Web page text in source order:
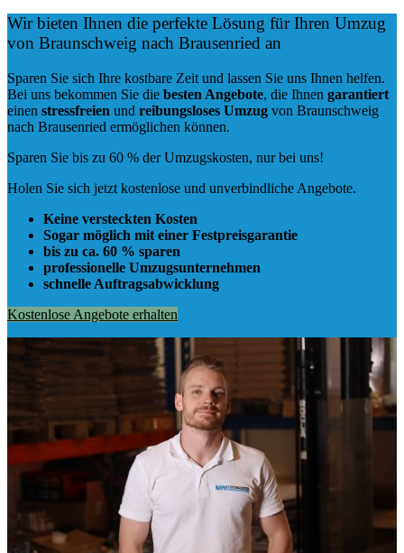
Wir bieten Ihnen die perfekte Lösung für Ihren Umzug
von Braunschweig nach Brausenried an
Sparen Sie sich Ihre kostbare Zeit und lassen Sie uns Ihnen helfen.
Bei uns bekommen Sie die besten Angebote, die Ihnen garantiert
einen stressfreien und reibungsloses Umzug von Braunschweig
nach Brausenried ermöglichen können.
Sparen Sie bis zu 60 % der Umzugskosten, nur bei uns!
Holen Sie sich jetzt kostenlose und unverbindliche Angebote.
Keine versteckten Kosten
Sogar möglich mit einer Festpreisgarantie
bis zu ca. 60 % sparen
professionelle Umzugsunternehmen
schnelle Auftragsabwicklung
Kostenlose Angebote erhalten